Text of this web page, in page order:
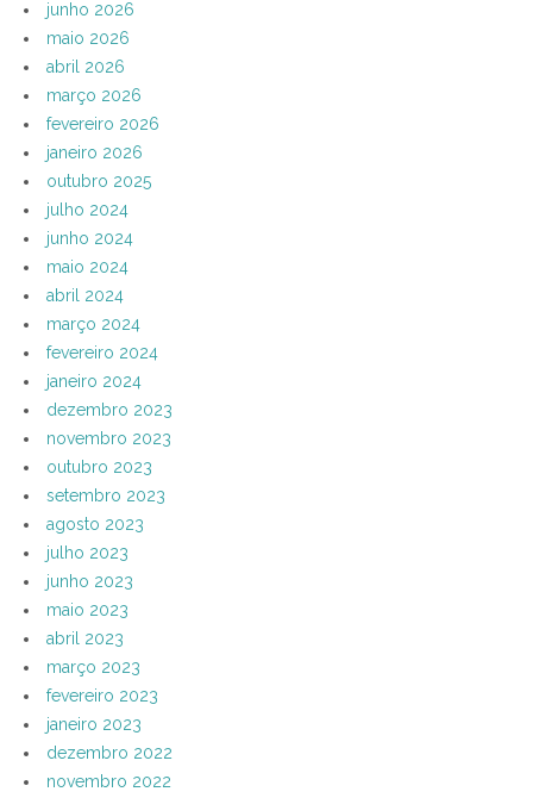
junho 2026
maio 2026
abril 2026
março 2026
fevereiro 2026
janeiro 2026
outubro 2025
julho 2024
junho 2024
maio 2024
abril 2024
março 2024
fevereiro 2024
janeiro 2024
dezembro 2023
novembro 2023
outubro 2023
setembro 2023
agosto 2023
julho 2023
junho 2023
maio 2023
abril 2023
março 2023
fevereiro 2023
janeiro 2023
dezembro 2022
novembro 2022